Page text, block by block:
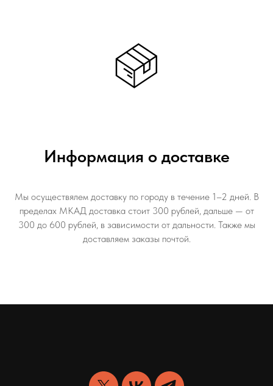
Информация о доставке
Мы осуществялем доставку по городу в течение 1–2 дней. В
пределах МКАД доставка стоит 300 рублей, дальше — от
300 до 600 рублей, в зависимости от дальности. Также мы
доставляем заказы почтой.